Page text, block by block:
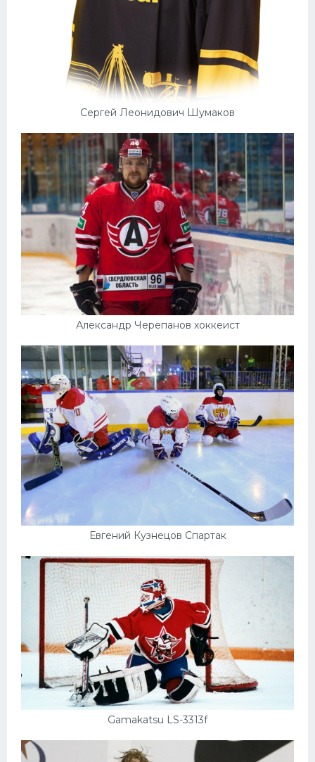
Сергей Леонидович Шумаков
Александр Черепанов хоккеист
Евгений Кузнецов Спартак
Gamakatsu LS-3313f